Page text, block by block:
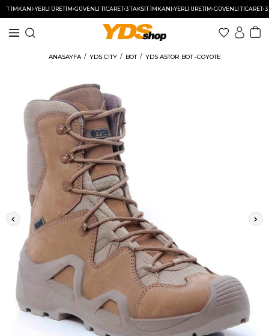
•YERLİ ÜRETİM•GÜVENLİ TİCARET•3 TAKSİT İMKANI•YERLİ ÜRETİM•GÜVENLİ TİCARET•3
ANASAYFA YDS CITY BOT YDS ASTOR BOT -COYOTE